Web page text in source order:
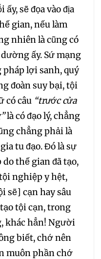
sẽ đọa vào địa
gian, nếu làm
nhiên là cũng có
ấy. Sứ mạng
pháp lợi sanh, quý
đoàn suy bại, tội
có câu “trước cửa
là có đạo lý, chẳng
chẳng phải là
tu đạo. Đó là sự
thế gian đã tạo,
nghiệp y hệt,
sẽ] cạn hay sâu
tội cạn, trong
khác hẳn! Người
biết, chớ nên
muôn phần chớ